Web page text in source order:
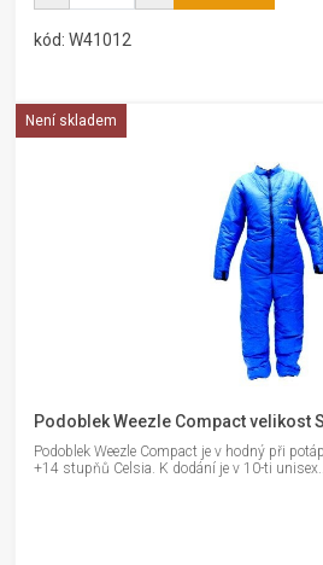
kód: W41012
Není skladem
Podoblek Weezle Compact velikost S
Podoblek Weezle Compact je v hodný při
+14 stupňů Celsia. K dodání je v 10-ti